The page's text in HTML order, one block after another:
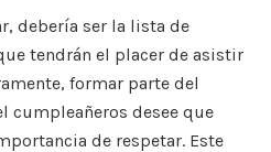
debería ser la lista de
tendrán el placer de asistir
formar parte del
cumpleañeros desee que
de respetar. Este